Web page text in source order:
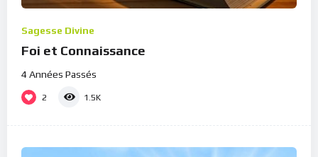
Sagesse Divine
Foi et Connaissance
4 Années Passés
2 1.5K